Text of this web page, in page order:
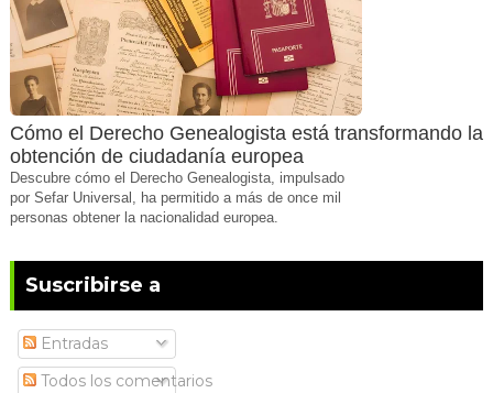
Cómo el Derecho Genealogista está transformando la
obtención de ciudadanía europea
Descubre cómo el Derecho Genealogista, impulsado
por Sefar Universal, ha permitido a más de once mil
personas obtener la nacionalidad europea.
Suscribirse a
Entradas
Todos los comentarios